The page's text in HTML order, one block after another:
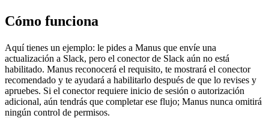
Cómo funciona
Aquí tienes un ejemplo: le pides a Manus que envíe una
actualización a Slack, pero el conector de Slack aún no está
habilitado. Manus reconocerá el requisito, te mostrará el conector
recomendado y te ayudará a habilitarlo después de que lo revises y
apruebes. Si el conector requiere inicio de sesión o autorización
adicional, aún tendrás que completar ese flujo; Manus nunca omitirá
ningún control de permisos.